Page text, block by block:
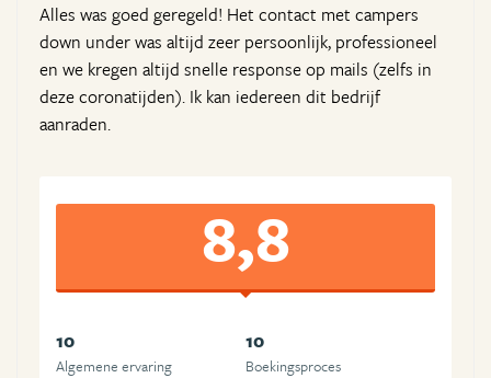
Alles was goed geregeld! Het contact met campers
down under was altijd zeer persoonlijk, professioneel
en we kregen altijd snelle response op mails (zelfs in
deze coronatijden). Ik kan iedereen dit bedrijf
aanraden.
8,8
10
Algemene ervaring
10
Boekingsproces